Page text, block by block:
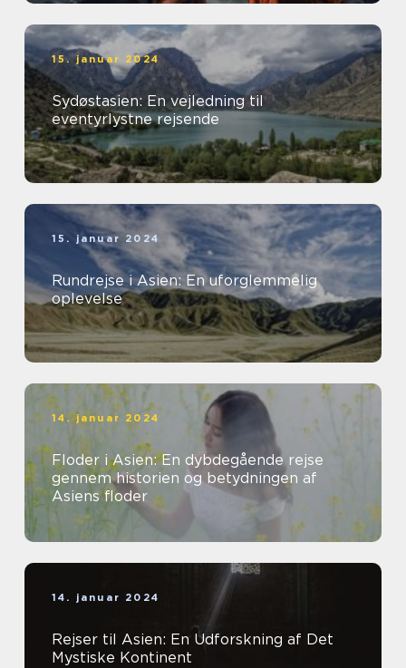
15. januar 2024
Sydøstasien: En vejledning til
eventyrlystne rejsende
15. januar 2024
Rundrejse i Asien: En uforglemmelig
oplevelse
14. januar 2024
Floder i Asien: En dybdegående rejse
gennem historien og betydningen af
Asiens floder
14. januar 2024
Rejser til Asien: En Udforskning af Det
Mystiske Kontinent